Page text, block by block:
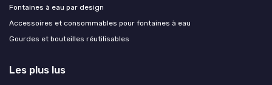
Fontaines à eau par design
Accessoires et consommables pour fontaines à eau
Gourdes et bouteilles réutilisables
Les plus lus